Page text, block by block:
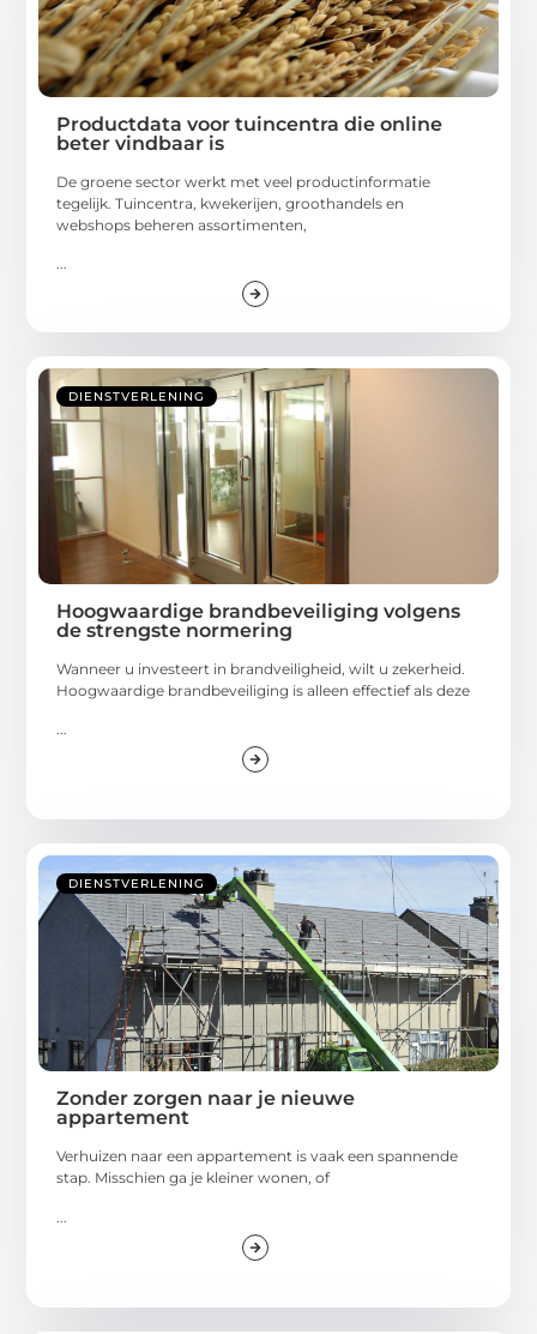
Productdata voor tuincentra die online
beter vindbaar is
De groene sector werkt met veel productinformatie
tegelijk. Tuincentra, kwekerijen, groothandels en
webshops beheren assortimenten,
DIENSTVERLENING
Hoogwaardige brandbeveiliging volgens
de strengste normering
Wanneer u investeert in brandveiligheid, wilt u zekerheid.
Hoogwaardige brandbeveiliging is alleen effectief als deze
...
DIENSTVERLENING
Zonder zorgen naar je nieuwe
appartement
Verhuizen naar een appartement is vaak een spannende
stap. Misschien ga je kleiner wonen, of